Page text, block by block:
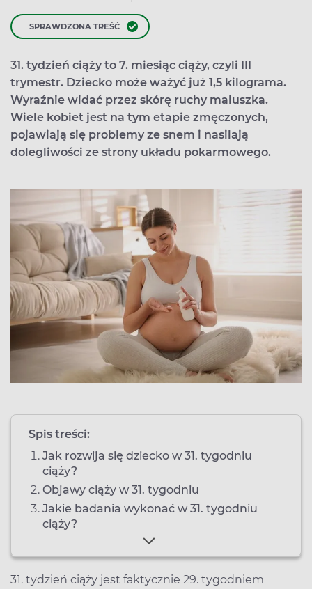
SPRAWDZONA TREŚĆ
31. tydzień ciąży to 7. miesiąc ciąży, czyli III
trymestr. Dziecko może ważyć już 1,5 kilograma.
Wyraźnie widać przez skórę ruchy maluszka.
Wiele kobiet jest na tym etapie zmęczonych,
pojawiają się problemy ze snem i nasilają
dolegliwości ze strony układu pokarmowego.
Spis treści:
Jak rozwija się dziecko w 31. tygodniu
ciąży?
Objawy ciąży w 31. tygodniu
Jakie badania wykonać w 31. tygodniu
ciąży?
31. tydzień ciąży jest faktycznie 29. tygodniem